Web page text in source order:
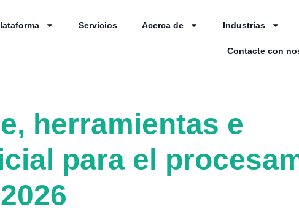
Servicios Acerca de Industrias
Contacte con
herramientas e
para el